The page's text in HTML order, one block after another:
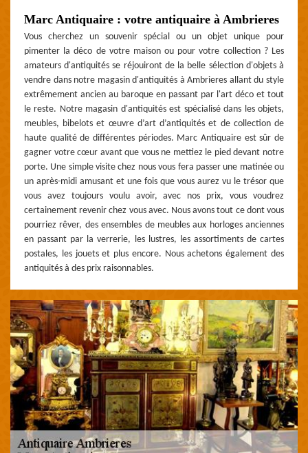
Marc Antiquaire : votre antiquaire à Ambrieres
Vous cherchez un souvenir spécial ou un objet unique pour
pimenter la déco de votre maison ou pour votre collection ? Les
amateurs d'antiquités se réjouiront de la belle sélection d'objets à
vendre dans notre magasin d'antiquités à Ambrieres allant du style
extrêmement ancien au baroque en passant par l'art déco et tout
le reste. Notre magasin d'antiquités est spécialisé dans les objets,
meubles, bibelots et œuvre d’art d’antiquités et de collection de
haute qualité de différentes périodes. Marc Antiquaire est sûr de
gagner votre cœur avant que vous ne mettiez le pied devant notre
porte. Une simple visite chez nous vous fera passer une matinée ou
un après-midi amusant et une fois que vous aurez vu le trésor que
vous avez toujours voulu avoir, avec nos prix, vous voudrez
certainement revenir chez vous avec. Nous avons tout ce dont vous
pourriez rêver, des ensembles de meubles aux horloges anciennes
en passant par la verrerie, les lustres, les assortiments de cartes
postales, les jouets et plus encore. Nous achetons également des
antiquités à des prix raisonnables.